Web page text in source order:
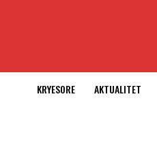
KRYESORE AKTUALITET